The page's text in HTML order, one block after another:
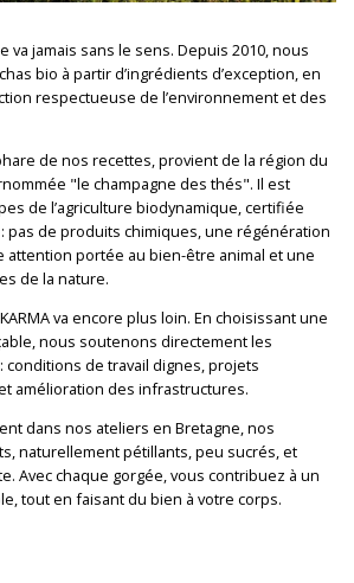
va jamais sans le sens. Depuis 2010, nous
bio à partir d’ingrédients d’exception, en
respectueuse de l’environnement et des
de nos recettes, provient de la région du
"le champagne des thés". Il est
de l’agriculture biodynamique, certifiée
pas de produits chimiques, une régénération
attention portée au bien-être animal et une
de la nature.
va encore plus loin. En choisissant une
nous soutenons directement les
conditions de travail dignes, projets
amélioration des infrastructures.
dans nos ateliers en Bretagne, nos
naturellement pétillants, peu sucrés, et
Avec chaque gorgée, vous contribuez à un
tout en faisant du bien à votre corps.